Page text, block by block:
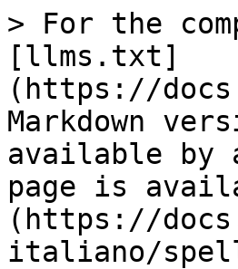
> For the
[llms.txt]
(https://
Markdown
available by
page is
(https://
italiano/